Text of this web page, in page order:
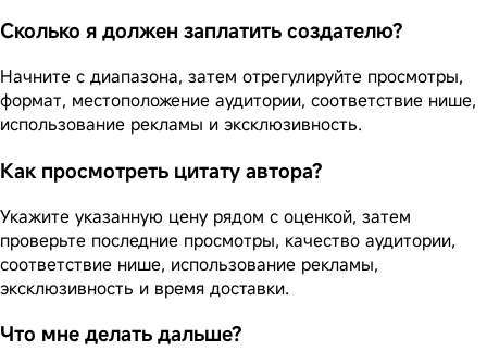
Сколько я должен заплатить создателю?
Начните с диапазона, затем отрегулируйте просмотры,
формат, местоположение аудитории, соответствие нише,
использование рекламы и эксклюзивность.
Как просмотреть цитату автора?
Укажите указанную цену рядом с оценкой, затем
проверьте последние просмотры, качество аудитории,
соответствие нише, использование рекламы,
эксклюзивность и время доставки.
Что мне делать дальше?